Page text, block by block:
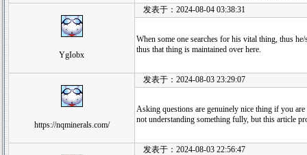
YgIobx
发表于：2024-08-04 03:38:31
When some one searches for his vital thing, thus
thus that thing is maintained over here.
https://nqminerals.com/
发表于：2024-08-03 23:29:07
Asking questions are genuinely nice thing if you are
not understanding something fully, but this article
发表于：2024-08-03 22:56:47